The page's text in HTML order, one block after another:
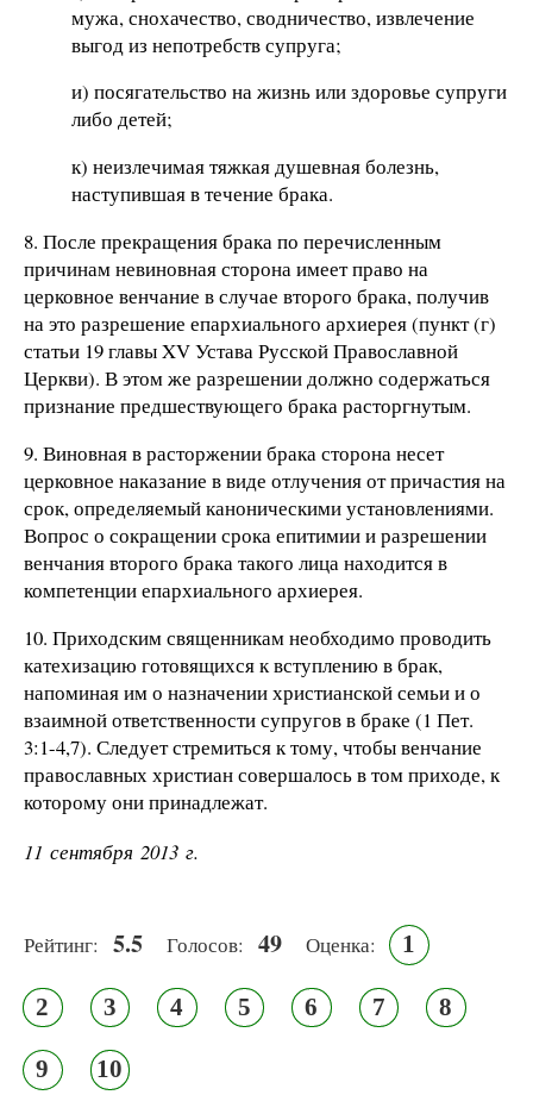
мужа, снохачество, сводничество, извлечение
выгод из непотребств супруга;
и) посягательство на жизнь или здоровье супруги
либо детей;
к) неизлечимая тяжкая душевная болезнь,
наступившая в течение брака.
8. После прекращения брака по перечисленным
причинам невиновная сторона имеет право на
церковное венчание в случае второго брака, получив
на это разрешение епархиального архиерея (пункт (г)
статьи 19 главы XV Устава Русской Православной
Церкви). В этом же разрешении должно содержаться
признание предшествующего брака расторгнутым.
9. Виновная в расторжении брака сторона несет
церковное наказание в виде отлучения от причастия на
срок, определяемый каноническими установлениями.
Вопрос о сокращении срока епитимии и разрешении
венчания второго брака такого лица находится в
компетенции епархиального архиерея.
10. Приходским священникам необходимо проводить
катехизацию готовящихся к вступлению в брак,
напоминая им о назначении христианской семьи и о
взаимной ответственности супругов в браке (1 Пет.
3:1-4,7). Следует стремиться к тому, чтобы венчание
православных христиан совершалось в том приходе, к
которому они принадлежат.
11 сентября 2013 г.
Рейтинг: 5.5 Голосов: 49 Оценка: 1
2 3 4 5 6 7 8
9 10